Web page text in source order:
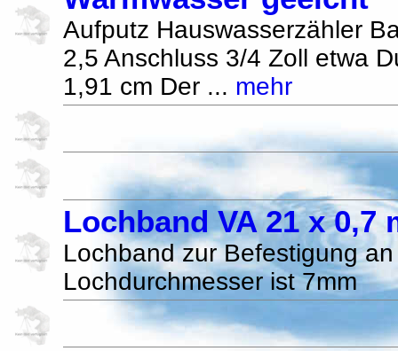
Aufputz Hauswasserzähler
2,5 Anschluss 3/4 Zoll etwa
1,91 cm Der ... mehr
Lochband VA 21 x 0,7
Lochband zur Befestigung
Lochdurchmesser ist 7mm